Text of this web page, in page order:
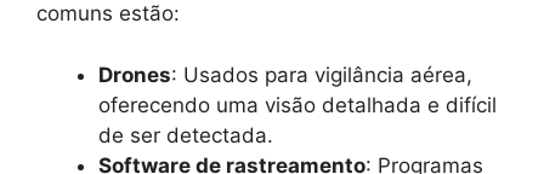
comuns estão:
Drones: Usados para vigilância aérea,
oferecendo uma visão detalhada e difícil
de ser detectada.
Software de rastreamento: Programas